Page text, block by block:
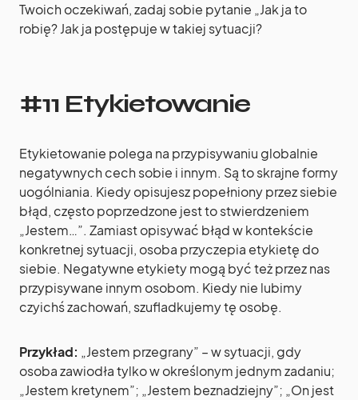
Twoich oczekiwań, zadaj sobie pytanie „Jak ja to
robię? Jak ja postępuje w takiej sytuacji?
#11 Etykietowanie
Etykietowanie polega na przypisywaniu globalnie
negatywnych cech sobie i innym. Są to skrajne formy
uogólniania. Kiedy opisujesz popełniony przez siebie
błąd, często poprzedzone jest to stwierdzeniem
„Jestem…”. Zamiast opisywać błąd w kontekście
konkretnej sytuacji, osoba przyczepia etykietę do
siebie. Negatywne etykiety mogą być też przez nas
przypisywane innym osobom. Kiedy nie lubimy
czyichś zachowań, szufladkujemy tę osobę.
Przykład: „Jestem przegrany” – w sytuacji, gdy
osoba zawiodła tylko w określonym jednym zadaniu;
„Jestem kretynem”; „Jestem beznadziejny”; „On jest